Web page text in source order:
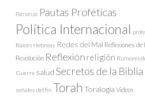
Patriarcas Pautas Proféticas
Política Internacional
Raíces Hebreas Redes del Mal Reflexiones de
Revolución Reflexión religión Rumores
Guerra salud Secretos de la Biblia
señales del fin Torah Toralogía Videos